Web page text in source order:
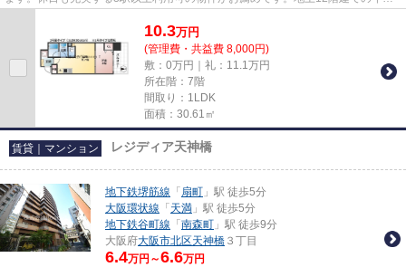
10.3万円
(管理費・共益費 8,000円)
敷：0万円｜礼：11.1万円
所在階：7階
間取り：1LDK
面積：30.61㎡
賃貸｜マンション レジディア天神橋
地下鉄堺筋線 「 扇町 」駅 徒歩5分
大阪環状線 「 天満 」駅 徒歩5分
地下鉄谷町線 「 南森町 」駅 徒歩9分
大阪府大阪市北区天神橋 ３丁目
6.4万円～6.6万円